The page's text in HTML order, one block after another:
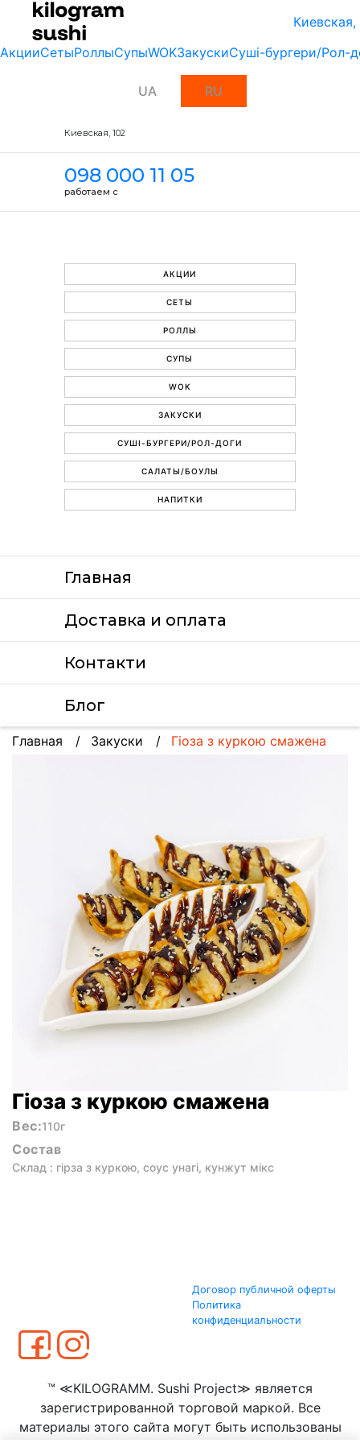
Киевская,
АкцииСетыРоллыСупыWOKЗакускиСуші-бургери/Рол-
UA RU
Киевская, 102
098 000 11 05
работаем с
АКЦИИ
СЕТЫ
РОЛЛЫ
СУПЫ
WOK
ЗАКУСКИ
СУШІ-БУРГЕРИ/РОЛ-ДОГИ
САЛАТЫ/БОУЛЫ
НАПИТКИ
Главная
Доставка и оплата
Контакти
Блог
Главная Закуски Гіоза з куркою смажена
Гіоза з куркою смажена
Вес:110г
Состав
Склад : гірза з куркою, соус унагі, кунжут мікс
Договор публичной оферты
Политика
конфиденциальности
™ ≪KILOGRAMM. Sushi Project≫ является
зарегистрированной торговой маркой. Все
материалы этого сайта могут быть использованы